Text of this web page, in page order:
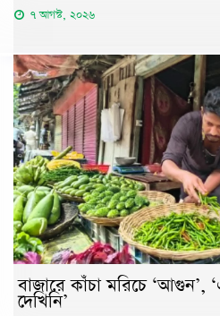
৭ আগস্ট, ২০২৬
বাজারে কাঁচা মরিচে
দেখিনি’